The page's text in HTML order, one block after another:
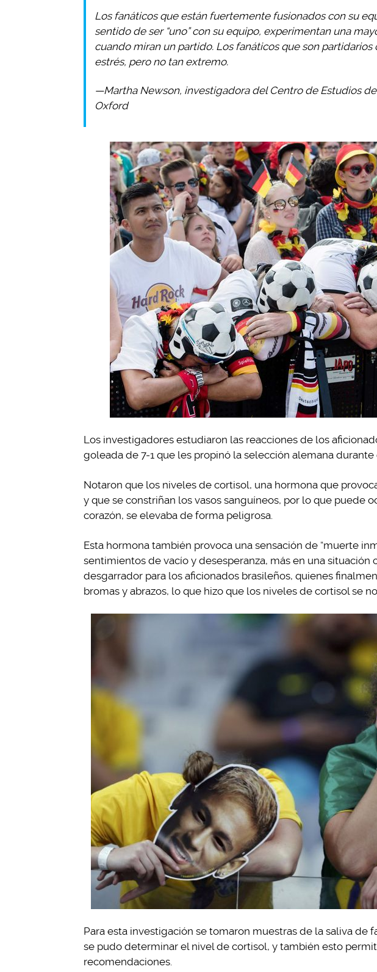
Los fanáticos que están fuertemente fusionados con su
sentido de ser “uno” con su equipo, experimentan una
cuando miran un partido. Los fanáticos que son
estrés, pero no tan extremo.
—Martha Newson, investigadora del Centro de Estudios
Oxford
Los investigadores estudiaron las reacciones de los
goleada de 7-1 que les propinó la selección alemana durante
Notaron que los niveles de cortisol, una hormona que
y que se constriñan los vasos sanguíneos, por lo que puede
corazón, se elevaba de forma peligrosa.
Esta hormona también provoca una sensación de “muerte
sentimientos de vacío y desesperanza, más en una
desgarrador para los aficionados brasileños, quienes
bromas y abrazos, lo que hizo que los niveles de cortisol se
Para esta investigación se tomaron muestras de la saliva de
se pudo determinar el nivel de cortisol, y también esto
recomendaciones.